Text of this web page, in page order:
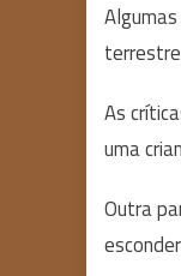
As
uma
Outra